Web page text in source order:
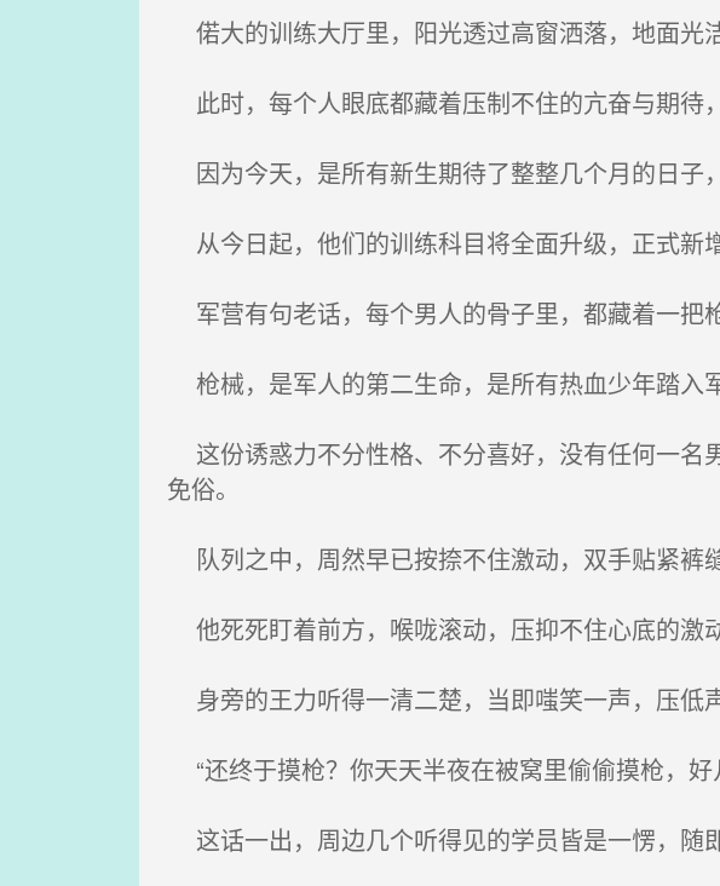
偌大的训练大厅里，阳光透过高窗洒落，地面光
此时，每个人眼底都藏着压制不住的亢奋与期待
因为今天，是所有新生期待了整整几个月的日子
从今日起，他们的训练科目将全面升级，正式新
军营有句老话，每个男人的骨子里，都藏着一把枪
枪械，是军人的第二生命，是所有热血少年踏入
这份诱惑力不分性格、不分喜好，没有任何一名
免俗。
队列之中，周然早已按捺不住激动，双手贴紧裤
他死死盯着前方，喉咙滚动，压抑不住心底的
身旁的王力听得一清二楚，当即嗤笑一声，压低
“还终于摸枪？你天天半夜在被窝里偷偷摸枪，
这话一出，周边几个听得见的学员皆是一愣，随